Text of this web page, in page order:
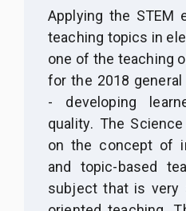
Applying the STEM
teaching topics in
one of the teaching
for the 2018
- developing
quality. The
on the concept of
and topic-based
subject that is very